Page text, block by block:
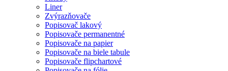
Liner
Zvýrazňovače
Popisovač lakový
Popisovače permanentné
Popisovače na papier
Popisovače na biele tabule
Popisovače flipchartové